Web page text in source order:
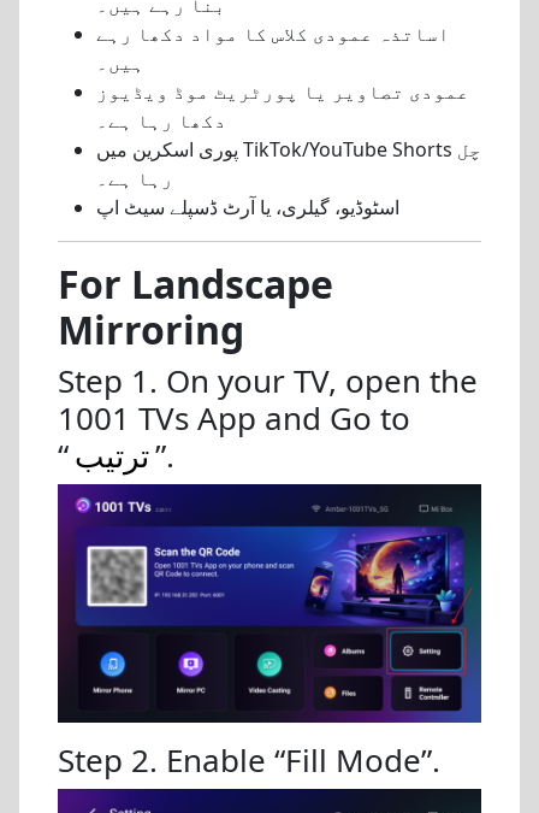
اساتذہ عمودی کلاس کا مواد دکھا رہے
ہیں۔
عمودی تصاویر یا پورٹریٹ موڈ ویڈیوز
دکھا رہا ہے۔
پوری اسکرین میں TikTok/YouTube Shorts چل
رہا ہے۔
اسٹوڈیو، گیلری، یا آرٹ ڈسپلے سیٹ اپ
For Landscape
Mirroring
Step 1. On your TV, open the
1001 TVs App and Go to
“ترتیب”.
Step 2. Enable “Fill Mode”.